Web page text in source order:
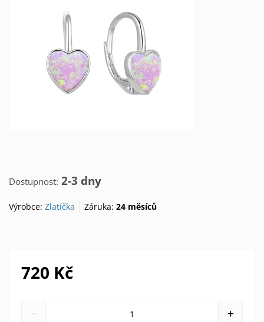
Dostupnost: 2-3 dny
Výrobce: Zlatíčka Záruka:24 měsíců
720 Kč